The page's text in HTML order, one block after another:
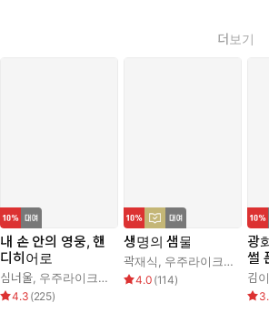
더보기
내 손 안의 영웅, 핸
디히어로
심너울, 우주라이크소설
4.3 (225)
생명의 샘물
곽재식, 우주라이크소설
4.0 (114)
광
썰
김